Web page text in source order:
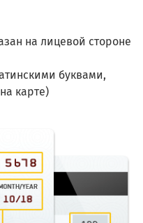
на лицевой стороне
буквами,
карте)